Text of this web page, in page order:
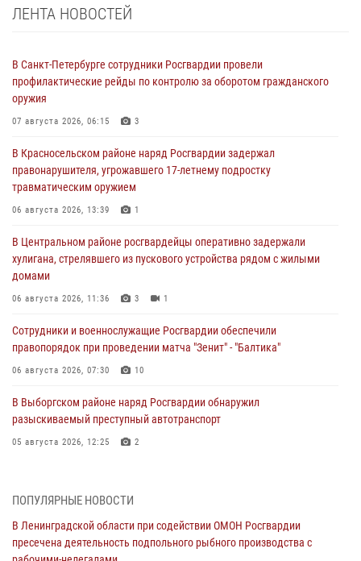
ЛЕНТА НОВОСТЕЙ
В Санкт-Петербурге сотрудники Росгвардии провели
профилактические рейды по контролю за оборотом гражданского
оружия
07 августа 2026, 06:15 3
В Красносельском районе наряд Росгвардии задержал
правонарушителя, угрожавшего 17-летнему подростку
травматическим оружием
06 августа 2026, 13:39 1
В Центральном районе росгвардейцы оперативно задержали
хулигана, стрелявшего из пускового устройства рядом с жилыми
домами
06 августа 2026, 11:36 3 1
Сотрудники и военнослужащие Росгвардии обеспечили
правопорядок при проведении матча "Зенит" - "Балтика"
06 августа 2026, 07:30 10
В Выборгском районе наряд Росгвардии обнаружил
разыскиваемый преступный автотранспорт
05 августа 2026, 12:25 2
Ленобласти
04 августа 2026, 14:05
ПОПУЛЯРНЫЕ НОВОСТИ
В Ленинградской области при содействии ОМОН Росгвардии
пресечена деятельность подпольного рыбного производства с